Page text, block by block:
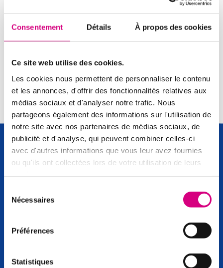
Consentement Détails À propos des cookies
Ce site web utilise des cookies.
Les cookies nous permettent de personnaliser le contenu
et les annonces, d'offrir des fonctionnalités relatives aux
médias sociaux et d'analyser notre trafic. Nous
partageons également des informations sur l'utilisation de
notre site avec nos partenaires de médias sociaux, de
publicité et d'analyse, qui peuvent combiner celles-ci
avec d'autres informations que vous leur avez fournies
ou qu'ils ont collectées lors de votre utilisation de leurs
Nécessaires
Préférences
Statistiques
FAQ
questions